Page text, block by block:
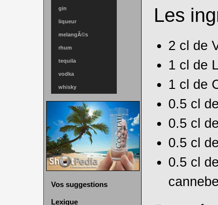
gin
liqueur
melangÃ©s
rhum
tequila
vodka
whisky
Vos suggestions
Lexique
Les
2 cl de
1 cl de
1 cl de
0.5 cl
0.5 cl
0.5 cl
0.5 cl